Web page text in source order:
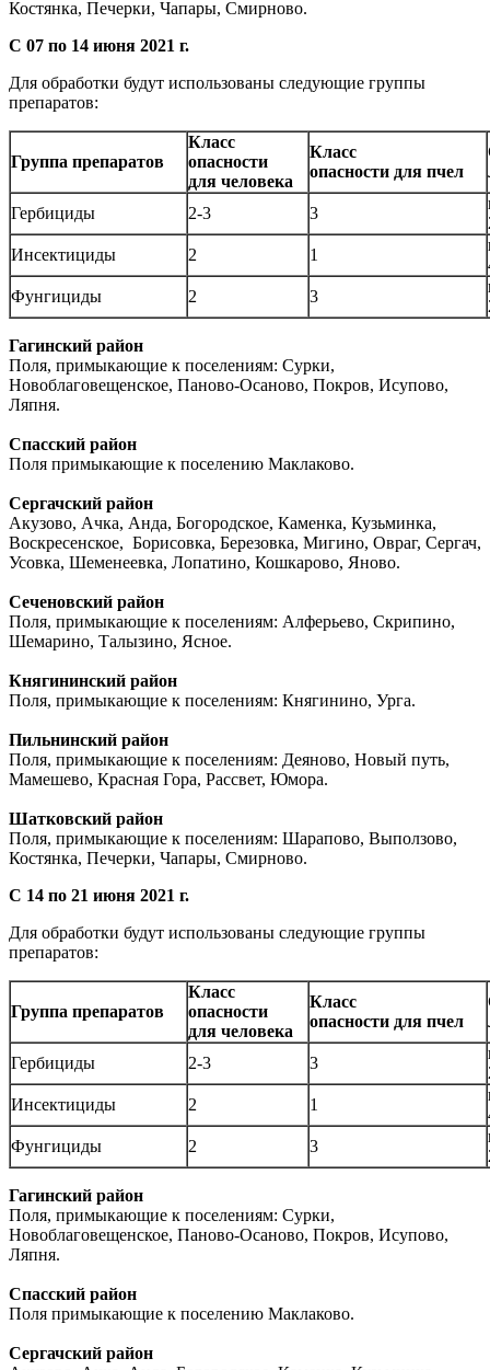
Костянка, Печерки, Чапары, Смирново.
С 07 по 14 июня 2021 г.
Для обработки будут использованы следующие группы
препаратов:
Группа препаратов
Класс
опасности
для человека
Класс
опасности для пчел
Гербициды 2-3 3
Инсектициды
2 1
Фунгициды
2 3
Гагинский район
Поля, примыкающие к поселениям: Сурки,
Новоблаговещенское, Паново-Осаново, Покров, Исупово,
Ляпня.
Спасский район
Поля примыкающие к поселению Маклаково.
Сергачский район
Акузово, Ачка, Анда, Богородское, Каменка, Кузьминка,
Воскресенское, Борисовка, Березовка, Мигино, Овраг, Сергач,
Усовка, Шеменеевка, Лопатино, Кошкарово, Яново.
Сеченовский район
Поля, примыкающие к поселениям: Алферьево, Скрипино,
Шемарино, Талызино, Ясное.
Княгининский район
Поля, примыкающие к поселениям: Княгинино, Урга.
Пильнинский район
Поля, примыкающие к поселениям: Деяново, Новый путь,
Мамешево, Красная Гора, Рассвет, Юмора.
Шатковский район
Поля, примыкающие к поселениям: Шарапово, Выползово,
Костянка, Печерки, Чапары, Смирново.
С 14 по 21 июня 2021 г.
Для обработки будут использованы следующие группы
препаратов:
Группа препаратов
Класс
опасности
для человека
Класс
опасности для пчел
Гербициды 2-3 3
Инсектициды
2 1
Фунгициды
2 3
Гагинский район
Поля, примыкающие к поселениям: Сурки,
Новоблаговещенское, Паново-Осаново, Покров, Исупово,
Ляпня.
Спасский район
Поля примыкающие к поселению Маклаково.
Сергачский район